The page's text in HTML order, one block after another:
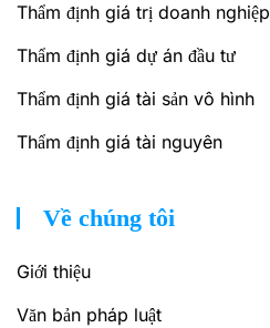
Thẩm định giá trị doanh nghiệp
Thẩm định giá dự án đầu tư
Thẩm định giá tài sản vô hình
Thẩm định giá tài nguyên
Về chúng tôi
Giới thiệu
Văn bản pháp luật